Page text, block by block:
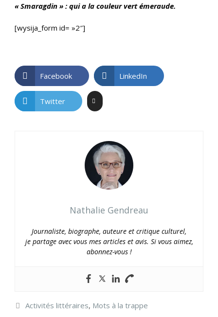
« Smaragdin » : qui a la couleur vert émeraude.
[wysija_form id= »2″]
Facebook LinkedIn
Twitter
Nathalie Gendreau
Journaliste, biographe, auteure et critique culturel,
je partage avec vous mes articles et avis. Si vous aimez,
abonnez-vous !
Catégories
Activités littéraires, Mots à la trappe